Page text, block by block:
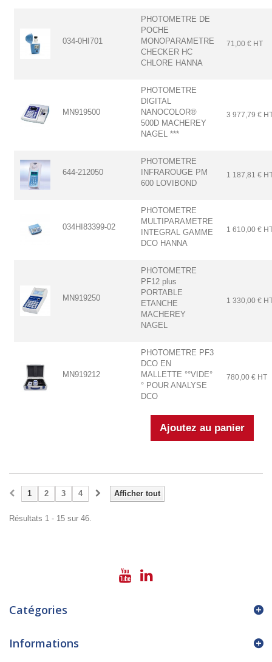
034-0HI701
PHOTOMETRE DE
POCHE
MONOPARAMETRE
CHECKER HC
CHLORE HANNA
71,00 € HT
MN919500
PHOTOMETRE
DIGITAL
NANOCOLOR®
500D MACHEREY
NAGEL ***
3 977,79 €
644-212050
PHOTOMETRE
INFRAROUGE PM
600 LOVIBOND
1 187,81 €
034HI83399-02
PHOTOMETRE
MULTIPARAMETRE
INTEGRAL GAMME
DCO HANNA
1 610,00 €
MN919250
PHOTOMETRE
PF12 plus
PORTABLE
ETANCHE
MACHEREY
NAGEL
1 330,00 €
MN919212
PHOTOMETRE PF3
DCO EN
MALLETTE °°VIDE°
° POUR ANALYSE
DCO
780,00 € HT
Afficher tout
1 2 3 4
Résultats 1 - 15 sur 46.
Catégories
Informations